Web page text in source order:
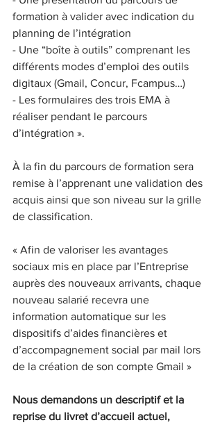
formation à valider avec indication du
planning de l’intégration
- Une “boîte à outils” comprenant les
différents modes d’emploi des outils
digitaux (Gmail, Concur, Fcampus…)
- Les formulaires des trois EMA à
réaliser pendant le parcours
d’intégration ».
À la fin du parcours de formation sera
remise à l’apprenant une validation des
acquis ainsi que son niveau sur la grille
de classification.
« Afin de valoriser les avantages
sociaux mis en place par l’Entreprise
auprès des nouveaux arrivants, chaque
nouveau salarié recevra une
information automatique sur les
dispositifs d’aides financières et
d’accompagnement social par mail lors
de la création de son compte Gmail »
Nous demandons un descriptif et la
reprise du livret d’accueil actuel,